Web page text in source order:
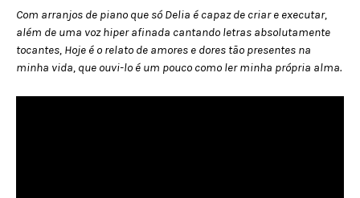
Com arranjos de piano que só Delia é capaz de criar e executar,
além de uma voz hiper afinada cantando letras absolutamente
tocantes, Hoje é o relato de amores e dores tão presentes na
minha vida, que ouvi-lo é um pouco como ler minha própria alma.